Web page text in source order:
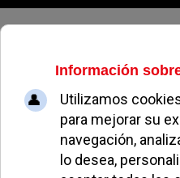
Domingo, 09 de
Cuatro
instalaciones
Tabor